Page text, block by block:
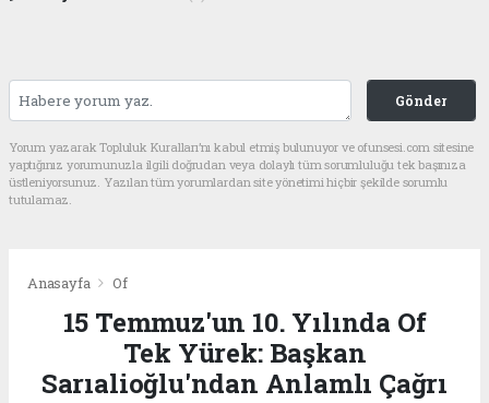
Gönder
Yorum yazarak Topluluk Kuralları’nı kabul etmiş bulunuyor ve ofunsesi.com sitesine
yaptığınız yorumunuzla ilgili doğrudan veya dolaylı tüm sorumluluğu tek başınıza
üstleniyorsunuz. Yazılan tüm yorumlardan site yönetimi hiçbir şekilde sorumlu
tutulamaz.
Anasayfa Of
15 Temmuz'un 10. Yılında Of
Tek Yürek: Başkan
Sarıalioğlu'ndan Anlamlı Çağrı